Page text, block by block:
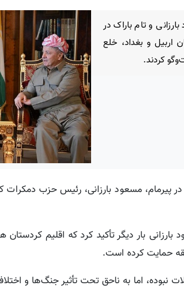
و تام باراک در
اربیل و بغداد، خلع
کردند.
گزارش کردپرس، روز سه‌شنبه ۱۶ ژوئن ۲۰۲۶، در پیرمام، مسعود
بارزانی بار دیگر تأکید کرد که اقلیم
حمایت کرده است.
اما به ناحق تحت تأثیر جنگ‌ها و